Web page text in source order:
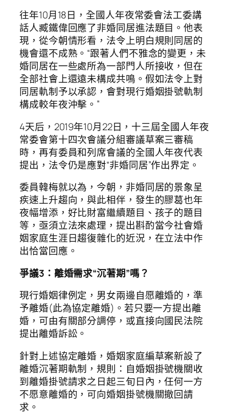
往年10月18日，全國人年夜常委會法工委講
話人臧鐵偉回應了非婚同居進法題目。他表
現，從今朝情形看，法令上明白規則同居的
機會還不成熟。“跟著人們不雅念的變更，未
婚同居在一些處所為一部門人所接收，但在
全部社會上還遠未構成共鳴。假如法令上對
同居軌制予以承認，會對現行婚姻掛號軌制
構成較年夜沖擊。”
4天后，2019年10月22日，十三屆全國人年夜
常委會第十四次會議分組審議草案三審稿
時，再有委員和列席會議的全國人年夜代表
提出，法令仍是應對“非婚同居”作出界定。
委員韓梅就以為，今朝，非婚同居的景象呈
疾速上升趨向，與此相伴，發生的膠葛也年
夜幅增添，好比財富繼續題目、孩子的題目
等，亟須立法來處理，提出斟酌當今社會婚
姻家庭生涯日趨復雜化的近況，在立法中作
出恰當回應。
爭議3：離婚需求“沉著期”嗎？
現行婚姻律例定，男女兩邊自愿離婚的，準
予離婚(此為協定離婚)。若只要一方提出離
婚，可由有關部分調停，或直接向國民法院
提出離婚訴訟。
針對上述協定離婚，婚姻家庭編草案新設了
離婚沉著期軌制，規則：自婚姻掛號機關收
到離婚掛號請求之日起三旬日內，任何一方
不愿意離婚的，可向婚姻掛號機關撤回請
求。